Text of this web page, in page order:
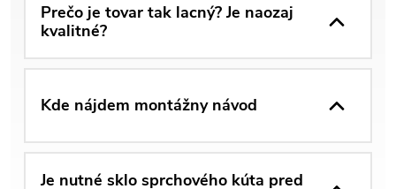
Prečo je tovar tak lacný? Je naozaj
kvalitné?
Kde nájdem montážny návod
Je nutné sklo sprchového kúta pred